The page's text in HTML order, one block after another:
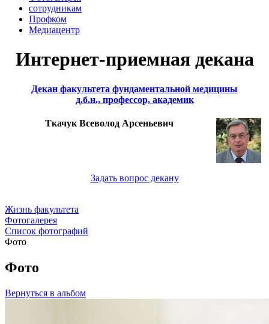
сотрудникам
Профком
Медиацентр
Интернет-приемная декана
Декан факультета фундаментальной медицины
д.б.н., профессор, академик
Ткачук Всеволод Арсеньевич
Задать вопрос декану
Жизнь факультета
Фотогалерея
Список фотографий
Фото
Фото
Вернуться в альбом